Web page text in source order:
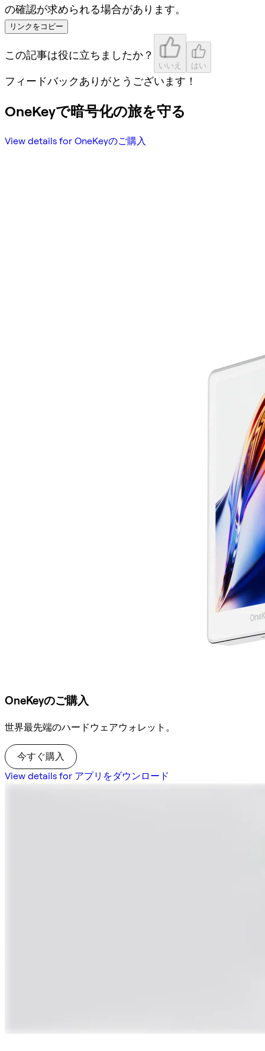
の確認が求められる場合があります。
リンクをコピー
この記事は役に立ちましたか？
いいえ はい
フィードバックありがとうございます！
OneKeyで暗号化の旅を守る
View details for OneKeyのご購入
OneKeyのご購入
世界最先端のハードウェアウォレット。
今すぐ購入
View details for アプリをダウンロード